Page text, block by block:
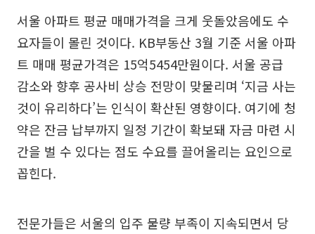
서울 아파트 평균 매매가격을 크게 웃돌았음에도 수
요자들이 몰린 것이다. KB부동산 3월 기준 서울 아파
트 매매 평균가격은 15억5454만원이다. 서울 공급
감소와 향후 공사비 상승 전망이 맞물리며 ‘지금 사는
것이 유리하다’는 인식이 확산된 영향이다. 여기에 청
약은 잔금 납부까지 일정 기간이 확보돼 자금 마련 시
간을 벌 수 있다는 점도 수요를 끌어올리는 요인으로
꼽힌다.
전문가들은 서울의 입주 물량 부족이 지속되면서 당